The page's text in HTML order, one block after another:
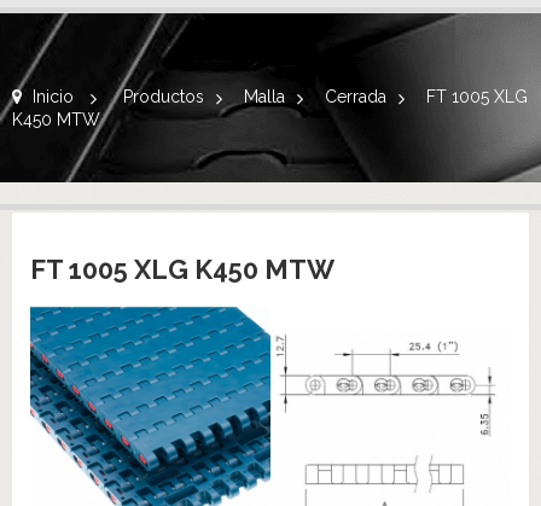
Inicio > Productos > Malla > Cerrada >
FT 1005 XLG
K450 MTW
FT 1005 XLG K450 MTW